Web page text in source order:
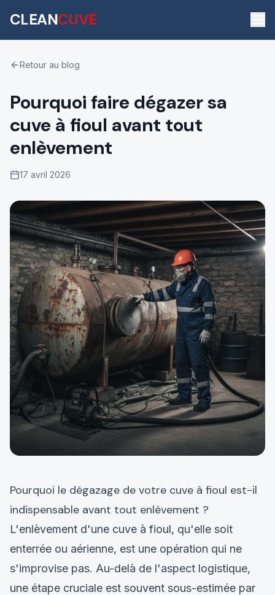
CLEANCUVE
Retour au blog
Pourquoi faire dégazer sa
cuve à fioul avant tout
enlèvement
17 avril 2026
Pourquoi le dégazage de votre cuve à fioul est-il
indispensable avant tout enlèvement ?
L'enlèvement d'une cuve à fioul, qu'elle soit
enterrée ou aérienne, est une opération qui ne
s'improvise pas. Au-delà de l'aspect logistique,
une étape cruciale est souvent sous-estimée par